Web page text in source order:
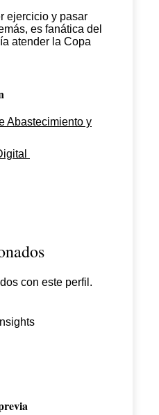
ejercicio y pasar
es fanática del
atender la Copa
Abastecimiento y
con este perfil.